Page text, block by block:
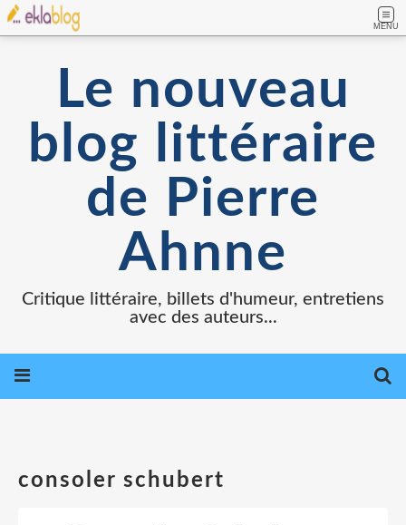
MENU
Le nouveau
blog littéraire
de Pierre
Ahnne
Critique littéraire, billets d'humeur, entretiens
avec des auteurs...
consoler schubert